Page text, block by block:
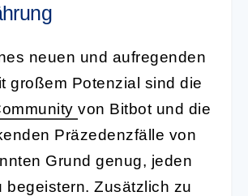
neuen und aufregenden
großem Potenzial sind die
von Bitbot und die
Präzedenzfälle von
Grund genug, jeden
begeistern. Zusätzlich zu